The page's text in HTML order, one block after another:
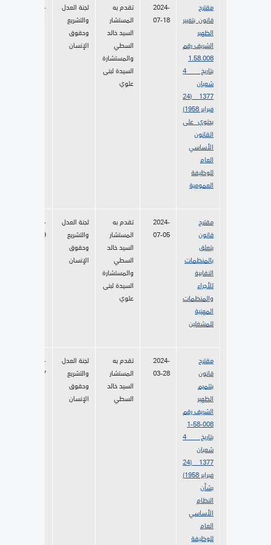
مقترح
قانون بتغيير
الظهير
الشريف رقم
1.58.008
بتاريخ 4
شعبان
1377 (24
فبراير 1958)
يحتوي على
القانون
الأساسي
العام
للوظيفة
العمومية
2024-
07-18
تقدم به
المستشار
السيد خالد
السطي
والمستشارة
السيدة لبنى
علوي
لجنة العدل
والتشريع
وحقوق
الإنسان
2024-
مقترح
قانون
يتعلق
بالمنظمات
النقابية
للأجراء
والمنظمات
المهنية
للمشغلين
2024-
07-05
تقدم به
المستشار
السيد خالد
السطي
والمستشارة
السيدة لبنى
علوي
لجنة العدل
والتشريع
وحقوق
الإنسان
2024-
07-19
مقترح
قانون
بتتميم
الظهير
الشريف رقم
008-58-1
بتاريخ 4
شعبان
1377 (24
فبراير
1958)
بشأن
النظام
الأساسي
العام
للوظيفة
2024-
03-28
تقدم به
المستشار
السيد خالد
السطي
لجنة العدل
والتشريع
وحقوق
الإنسان
2024-
04-17